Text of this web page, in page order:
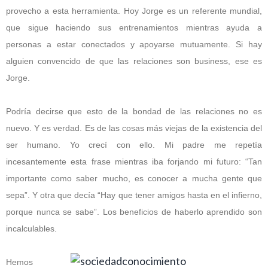
provecho a esta herramienta. Hoy Jorge es un referente mundial,
que sigue haciendo sus entrenamientos mientras ayuda a
personas a estar conectados y apoyarse mutuamente. Si hay
alguien convencido de que las relaciones son business, ese es
Jorge.
Podría decirse que esto de la bondad de las relaciones no es
nuevo. Y es verdad. Es de las cosas más viejas de la existencia del
ser humano. Yo crecí con ello. Mi padre me repetía
incesantemente esta frase mientras iba forjando mi futuro: “Tan
importante como saber mucho, es conocer a mucha gente que
sepa”. Y otra que decía “Hay que tener amigos hasta en el infierno,
porque nunca se sabe”. Los beneficios de haberlo aprendido son
incalculables.
Hemos